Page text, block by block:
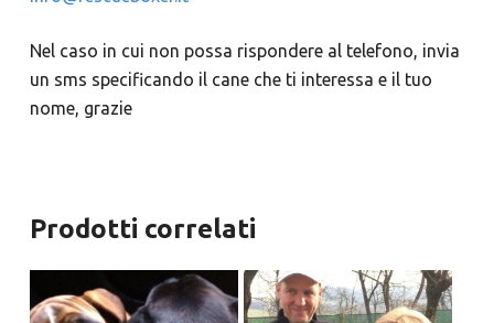
Nel caso in cui non possa rispondere al telefono, invia
un sms specificando il cane che ti interessa e il tuo
nome, grazie
Prodotti correlati